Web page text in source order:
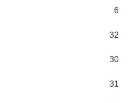
6
32
30
31